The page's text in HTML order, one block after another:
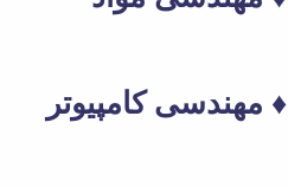
♦ مهندسی کامپیوتر